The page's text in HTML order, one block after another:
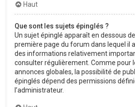
Haut
Que sont les sujets épinglés ?
Un sujet épinglé apparaît en dessous
première page du forum dans lequel il
des informations relativement
consulter régulièrement. Comme pour
annonces globales, la possibilité de
épinglés dépend des permissions
l’administrateur.